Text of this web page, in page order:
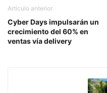
Artículo anterior
Cyber Days impulsarán un
crecimiento del 60% en
ventas vía delivery